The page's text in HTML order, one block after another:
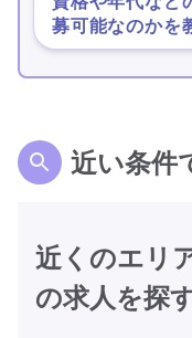
募可能なのかを
近い条件
近くのエリ
の求人を探